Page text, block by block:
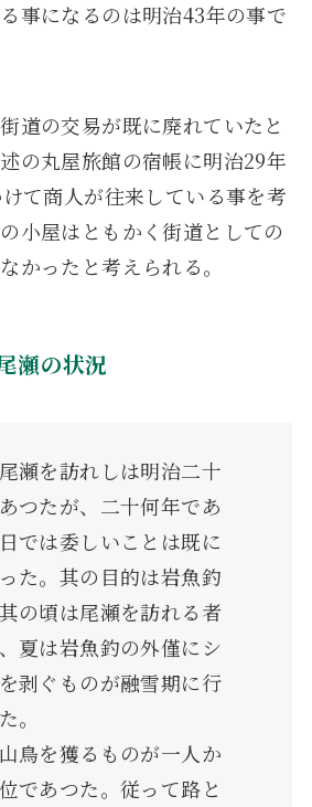
事になるのは明治43年の事で
道の交易が既に廃れていたと
の丸屋旅館の宿帳に明治29年
て商人が往来している事を考
小屋はともかく街道としての
かったと考えられる。
瀬の状況
瀬を訪れしは明治二十
つたが、二十何年であ
では委しいことは既に
た。其の目的は岩魚釣
の頃は尾瀬を訪れる者
夏は岩魚釣の外僅にシ
剥ぐものが融雪期に行
。
鳥を獲るものが一人か
であつた。従って路と